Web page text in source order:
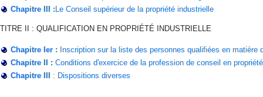
Chapitre III : Le Conseil supérieur de la propriété industrielle
TITRE II : QUALIFICATION EN PROPRIÉTÉ INDUSTRIELLE
Chapitre Ier : Inscription sur la liste des personnes qualifiées en matière
Chapitre II : Conditions d'exercice de la profession de conseil en
Chapitre II
: Dispositions diverses